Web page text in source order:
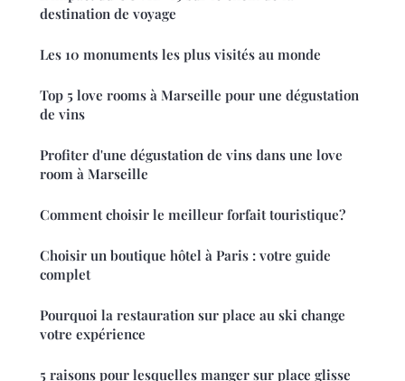
destination de voyage
Les 10 monuments les plus visités au monde
Top 5 love rooms à Marseille pour une dégustation
de vins
Profiter d'une dégustation de vins dans une love
room à Marseille
Comment choisir le meilleur forfait touristique?
Choisir un boutique hôtel à Paris : votre guide
complet
Pourquoi la restauration sur place au ski change
votre expérience
5 raisons pour lesquelles manger sur place glisse